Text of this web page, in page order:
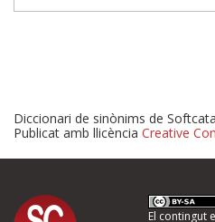
Proposeu-
Diccionari de sinònims de
Publicat amb llicència Creative
El contingut